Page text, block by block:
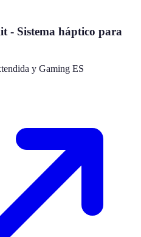
- Sistema háptico para
y Gaming ES